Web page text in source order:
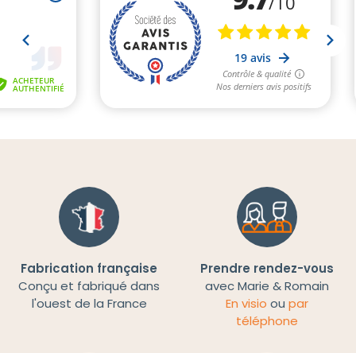
Fabrication française
Conçu et fabriqué dans
l'ouest de la France
Prendre rendez-vous
avec Marie & Romain
En visio ou par
téléphone